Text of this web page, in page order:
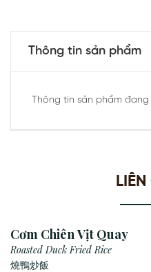
Thông tin sản phẩm
Thông tin sản phẩm
Cơm Chiên Vịt Quay
Roasted Duck Fried Rice
燒鴨炒飯